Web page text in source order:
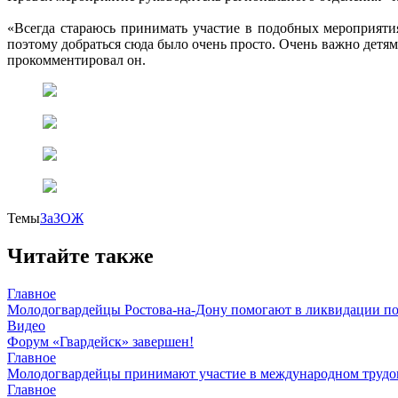
«Всегда стараюсь принимать участие в подобных
поэтому добраться сюда было очень просто. Очень важно
прокомментировал он.
ТемыЗаЗОЖ
Читайте также
Главное
Молодогвардейцы Ростова-на-Дону помогают в ликвидации
Видео
Форум «Гвардейск» завершен!
Главное
Молодогвардейцы принимают участие в международном
Главное